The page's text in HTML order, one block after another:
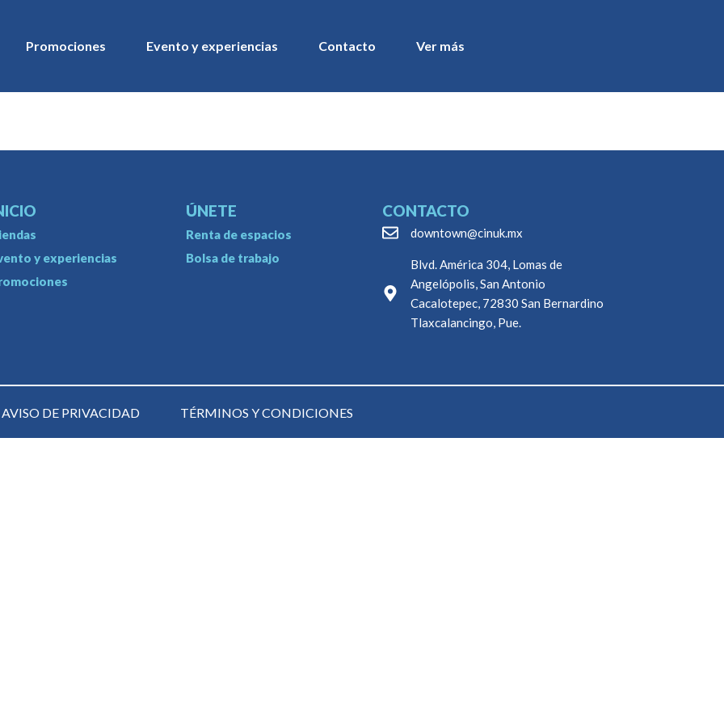
Promociones Evento y experiencias Contacto Ver más
y experiencias
ÚNETE
Renta de espacios
Bolsa de trabajo
CONTACTO
downtown@cinuk.mx
Blvd. América 304, Lomas de
Angelópolis, San Antonio
Cacalotepec, 72830 San Bernardino
Tlaxcalancingo, Pue.
AVISO DE PRIVACIDAD TÉRMINOS Y CONDICIONES